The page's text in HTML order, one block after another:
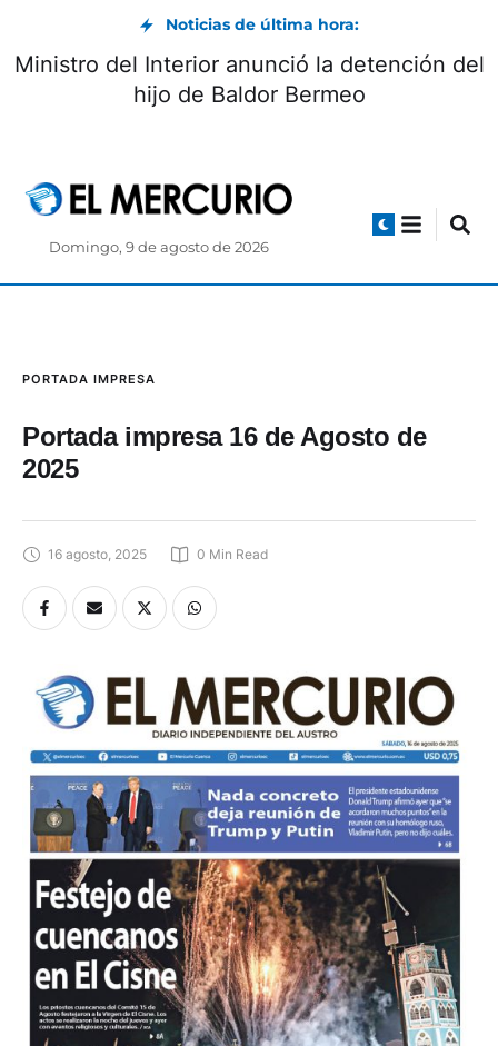
Noticias de última hora:
Ministro del Interior anunció la detención del
hijo de Baldor Bermeo
Domingo, 9 de agosto de 2026
PORTADA IMPRESA
Portada impresa 16 de Agosto de
2025
16 agosto, 2025 0 Min Read